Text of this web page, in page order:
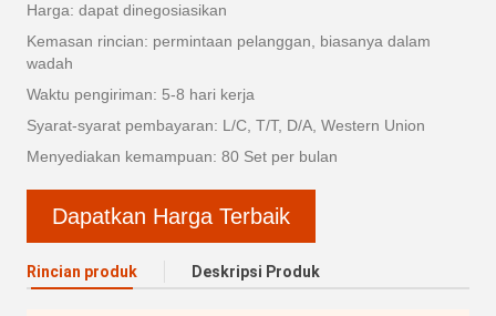
Harga: dapat dinegosiasikan
Kemasan rincian: permintaan pelanggan, biasanya dalam
wadah
Waktu pengiriman: 5-8 hari kerja
Syarat-syarat pembayaran: L/C, T/T, D/A, Western Union
Menyediakan kemampuan: 80 Set per bulan
Dapatkan Harga Terbaik
Rincian produk Deskripsi Produk